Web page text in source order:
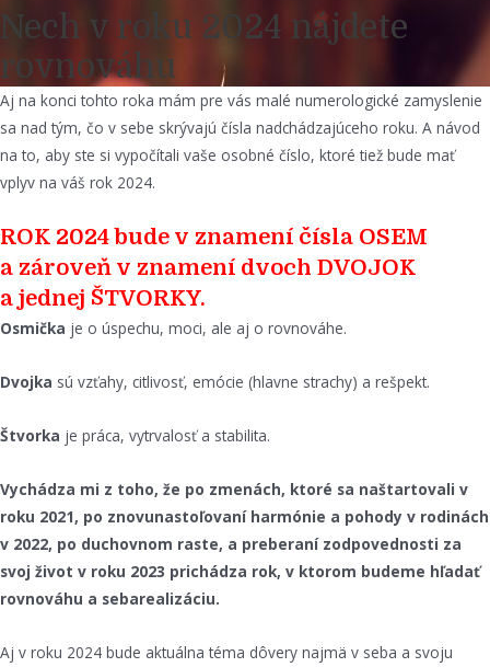
Nech v roku 2024 nájdete
rovnováhu
Aj na konci tohto roka mám pre vás malé numerologické zamyslenie
sa nad tým, čo v sebe skrývajú čísla nadchádzajúceho roku. A návod
na to, aby ste si vypočítali vaše osobné číslo, ktoré tiež bude mať
vplyv na váš rok 2024.
ROK 2024 bude v znamení čísla OSEM
a zároveň v znamení dvoch DVOJOK
a jednej ŠTVORKY.
Osmička je o úspechu, moci, ale aj o rovnováhe.
Dvojka sú vzťahy, citlivosť, emócie (hlavne strachy) a rešpekt.
Štvorka je práca, vytrvalosť a stabilita.
Vychádza mi z toho, že po zmenách, ktoré sa naštartovali v
roku 2021, po znovunastoľovaní harmónie a pohody v rodinách
v 2022, po duchovnom raste, a preberaní zodpovednosti za
svoj život v roku 2023 prichádza rok, v ktorom budeme hľadať
rovnováhu a sebarealizáciu.
Aj v roku 2024 bude aktuálna téma dôvery najmä v seba a svoju